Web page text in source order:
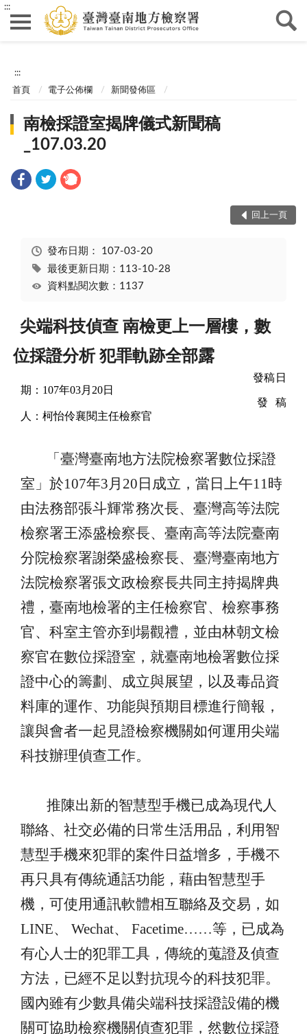
:::
:::
首頁 電子公佈欄 新聞發佈區
南檢採證室揭牌儀式新聞稿
_107.03.20
回上一頁
發布日期： 107-03-20
最後更新日期：113-10-28
資料點閱次數：1137
尖端科技偵查 南檢更上一層樓，數
位採證分析 犯罪軌跡全部露
發稿日
期： 107年03月 20日
發 稿
人：柯怡伶襄閱主任檢察官
「臺灣臺南地方法院檢察署數位採證
室」於107年3 月 20 日成立，當日上午11 時
由法務部張斗輝常務次長、臺灣高等法院
檢察署王添盛檢察長、臺南高等法院臺南
分院檢察署謝榮盛檢察長、臺灣臺南地方
法院檢察署張文政檢察長共同主持揭牌典
禮，臺南地檢署的主任檢察官、檢察事務
官、科室主管亦到場觀禮，並由林朝文檢
察官在數位採證室，就臺南地檢署數位採
證中心的籌劃、成立與展望，以及毒品資
料庫的運作、功能與預期目標進行簡報，
讓與會者一起見證檢察機關如何運用尖端
科技辦理偵查工作。
推陳出新的智慧型手機已成為現代人
聯絡、社交必備的日常生活用品，利用智
慧型手機來犯罪的案件日益增多，手機不
再只具有傳統通話功能，藉由智慧型手
機，可使用通訊軟體相互聯絡及交易，如
LINE、 Wechat、 Facetime……等，已成為
有心人士的犯罪工具，傳統的蒐證及偵查
方法，已經不足以對抗現今的科技犯罪。
國內雖有少數具備尖端科技採證設備的機
關可協助檢察機關偵查犯罪，然數位採證